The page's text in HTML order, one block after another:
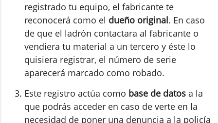
registrado tu equipo, el fabricante te
reconocerá como el dueño original. En caso
de que el ladrón contactara al fabricante o
vendiera tu material a un tercero y éste lo
quisiera registrar, el número de serie
aparecerá marcado como robado.
Este registro actúa como base de datos a la
que podrás acceder en caso de verte en la
necesidad de poner una denuncia a la policía